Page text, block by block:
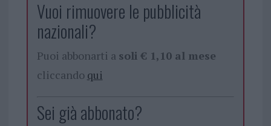
Vuoi rimuovere le pubblicità
nazionali?
Puoi abbonarti a soli € 1,10 al mese
cliccando qui
Sei già abbonato?